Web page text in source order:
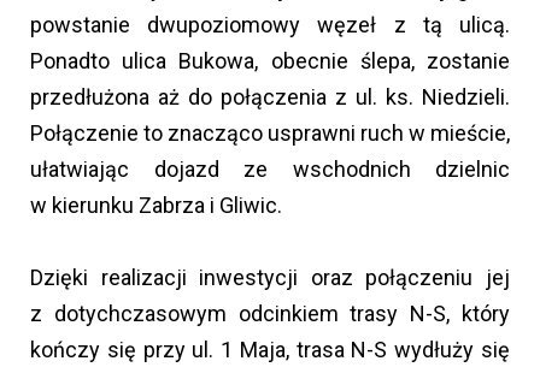
powstanie dwupoziomowy węzeł z tą ulicą.
Ponadto ulica Bukowa, obecnie ślepa, zostanie
przedłużona aż do połączenia z ul. ks. Niedzieli.
Połączenie to znacząco usprawni ruch w mieście,
ułatwiając dojazd ze wschodnich dzielnic
w kierunku Zabrza i Gliwic.
Dzięki realizacji inwestycji oraz połączeniu jej
z dotychczasowym odcinkiem trasy N-S, który
kończy się przy ul. 1 Maja, trasa N-S wydłuży się